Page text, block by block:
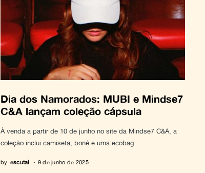
Dia dos Namorados: MUBI e Mindse7
C&A lançam coleção cápsula
À venda a partir de 10 de junho no site da Mindse7 C&A, a
coleção inclui camiseta, boné e uma ecobag
by escutai 9 de junho de 2025